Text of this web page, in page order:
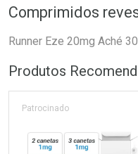
Comprimidos
Runner Eze 20mg Aché
Produtos
Patrocinado